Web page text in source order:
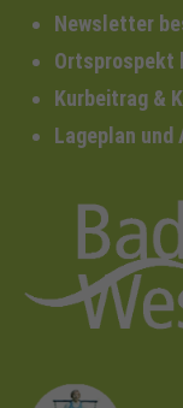
Newsletter
Ortsprospekt
Kurbeitrag &
Lageplan und